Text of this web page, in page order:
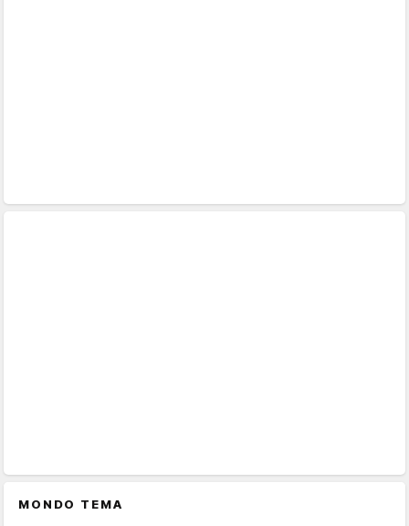
MONDO TEMA